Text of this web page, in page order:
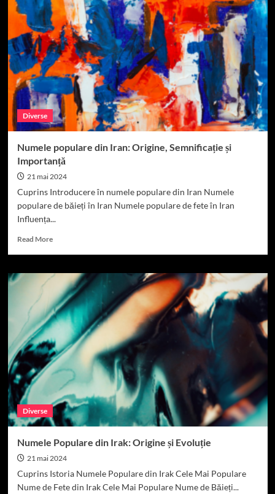
Semnificație
și
Popularitate
Diverse
Numele populare din Iran: Origine, Semnificație și
Importanță
21 mai 2024
Cuprins Introducere în numele populare din Iran Numele
populare de băieți în Iran Numele populare de fete în Iran
Influența...
Read MoreRead
Numele
populare
din
Iran:
Origine,
Semnificație
și
Importanță
Diverse
Numele Populare din Irak: Origine și Evoluție
21 mai 2024
Cuprins Istoria Numele Populare din Irak Cele Mai Populare
Nume de Fete din Irak Cele Mai Populare Nume de Băieți...